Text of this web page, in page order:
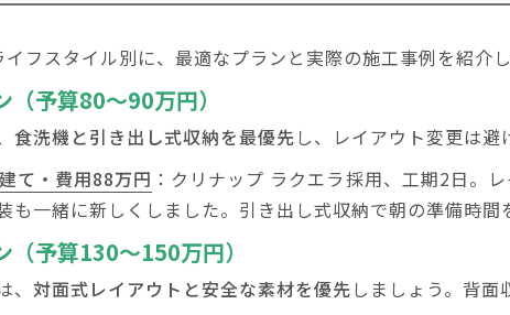
フスタイル別に、最適なプランと実際の施工事例を紹介し
予算80～90万円）
食洗機と引き出し式収納を最優先 し、レイアウト変更は避
て・費用88万円 ：クリナップ ラクエラ採用、工期2日。
も一緒に新しくしました。引き出し式収納で朝の準備時間
（予算130～150万円）
、対面式レイアウトと安全な素材を優先 しましょう。背面